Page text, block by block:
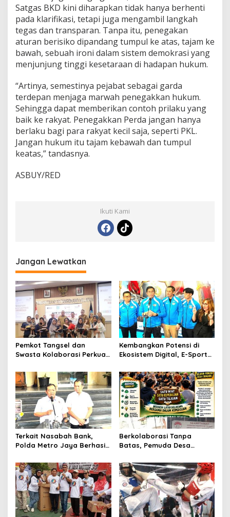
Satgas BKD kini diharapkan tidak hanya berhenti
pada klarifikasi, tetapi juga mengambil langkah
tegas dan transparan. Tanpa itu, penegakan
aturan berisiko dipandang tumpul ke atas, tajam ke
bawah, sebuah ironi dalam sistem demokrasi yang
menjunjung tinggi kesetaraan di hadapan hukum.
“Artinya, semestinya pejabat sebagai garda
terdepan menjaga marwah penegakkan hukum.
Sehingga dapat memberikan contoh prilaku yang
baik ke rakyat. Penegakkan Perda jangan hanya
berlaku bagi para rakyat kecil saja, seperti PKL.
Jangan hukum itu tajam kebawah dan tumpul
keatas,” tandasnya.
ASBUY/RED
Ikuti Kami
Jangan Lewatkan
Pemkot Tangsel dan
Swasta Kolaborasi Perkuat
SIGAP Anak Sehat 2026
Kembangkan Potensi di
Ekosistem Digital, E-Sports
Wadah Gen Z
Terkait Nasabah Bank,
Polda Metro Jaya Berhasil
Curas
Berkolaborasi Tanpa
Batas, Pemuda Desa
Nyata untuk Kemajuan
Desa